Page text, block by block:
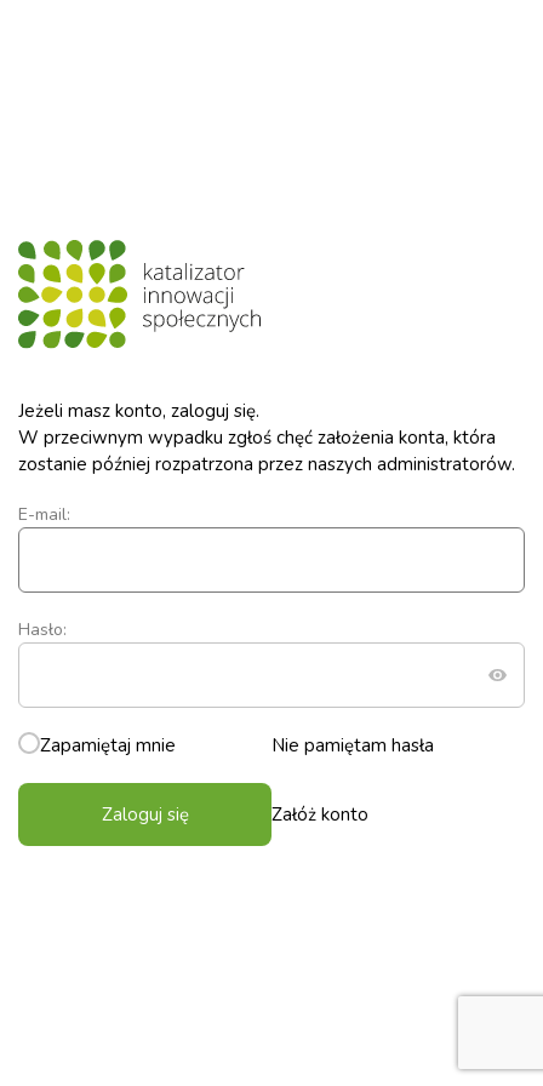
Jeżeli masz konto, zaloguj się.
W przeciwnym wypadku zgłoś chęć założenia konta, która
zostanie później rozpatrzona przez naszych administratorów.
E-mail:
Hasło:
Zapamiętaj mnie Nie pamiętam hasła
Zaloguj się Załóż konto